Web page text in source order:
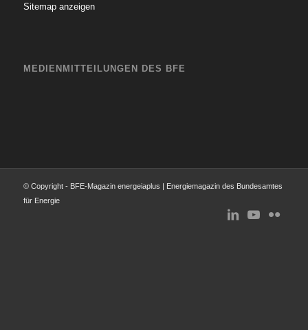
Sitemap anzeigen
MEDIENMITTEILUNGEN DES BFE
© Copyright - BFE-Magazin energeiaplus | Energiemagazin des Bundesamtes
für Energie